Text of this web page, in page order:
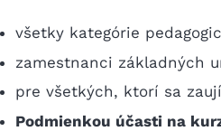
všetky kategórie
zamestnanci základných
pre všetkých, ktorí sa
Podmienkou účasti na